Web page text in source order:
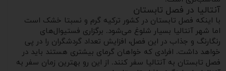
آنتالیا در فصل تابستان
با اینکه فصل تابستان در کشور ترکیه گرم و نسبتا خشک است
اما شهر آنتالیا بسیار شلوغ می‌شود. برگزاری فستیوال‌های
رنگارنگ و جذاب در این فصل، افزایش تعداد گردشگران را در پی
خواهد داشت. افرادی که خواهان گرمای بیشتری هستند باید در
فصل تابستان به آنتالیا سفر کنند. از این رو بهترین زمان سفر به